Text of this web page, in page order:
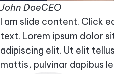
John DoeCEO
I am slide content. Click
text. Lorem ipsum dolor
adipiscing elit. Ut elit
mattis, pulvinar dapibus